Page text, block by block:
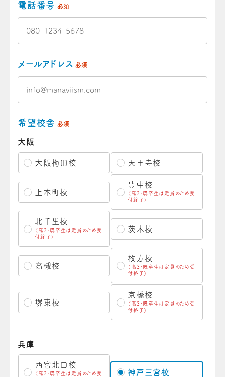
電話番号 必須
メールアドレス 必須
希望校舎 必須
大阪
大阪梅田校 天王寺校
上本町校
豊中校
（高3・既卒生は定員のため受
付終了）
北千里校
（高3・既卒生は定員のため受
付終了）
茨木校
高槻校
枚方校
（高3・既卒生は定員のため受
付終了）
堺東校
京橋校
（高3・既卒生は定員のため受
付終了）
兵庫
西宮北口校
（高3・既卒生は定員のため受
神戸三宮校